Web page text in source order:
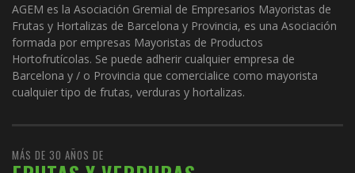
AGEM es la Asociación Gremial de Empresarios Mayoristas de
Frutas y Hortalizas de Barcelona y Provincia, es una Asociación
formada por empresas Mayoristas de Productos
Hortofrutícolas. Se puede adherir cualquier empresa de
Barcelona y / o Provincia que comercialice como mayorista
cualquier tipo de frutas, verduras y hortalizas.
MÁS DE 30 AÑOS DE